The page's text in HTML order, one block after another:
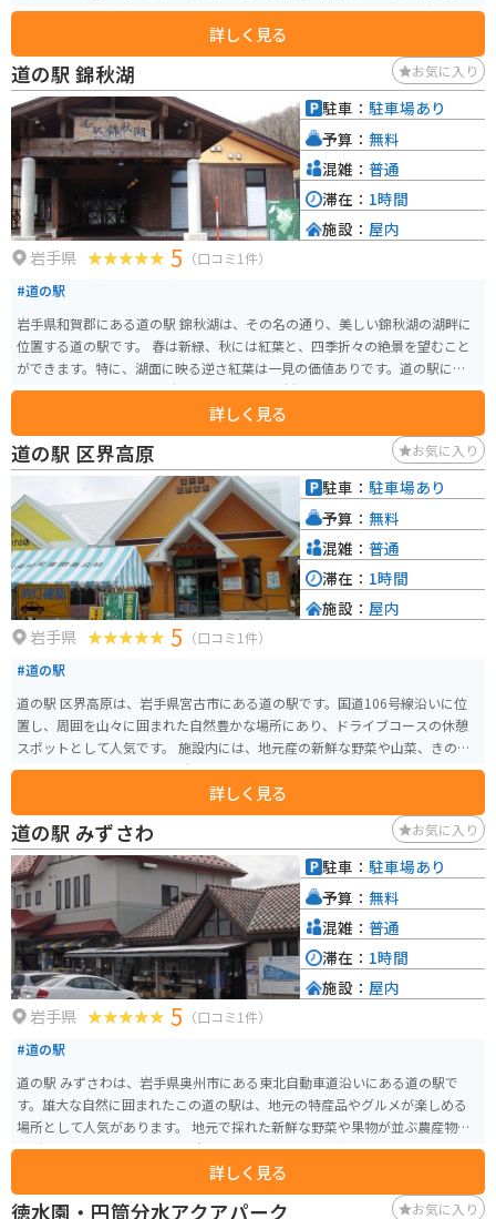
離のツーリングで疲れた体を休めるのに最適です。また、周辺には景観の良
いワインディングロードが続くため、バイクでのツーリングにもおすすめで
す。 地元の特産品販売所では、新鮮な野菜や果物、手打ちそば、地元産のブ
ランド肉「いわて短角牛」を使った料理などが楽しめます。特に、岩手山麓
で育った牛乳を使用したソフトクリームは、濃厚な味わいで人気です。 展望
台からは、四季折々の美しい景色を楽しむことができます。春には、可憐な
高山植物が咲き乱れ、夏には、緑豊かな山々が目に鮮やかです。秋には、
山々が赤や黄色に染まり、冬には、雪化粧した岩手山が雄大です。 道の駅 種
山ヶ原は、自然を満喫しながら、地元のグルメや文化に触れることができる
スポットです。
詳しく見る
道の駅 錦秋湖 お気に入り
岩手県 5 （口コミ1件）
#道の駅
岩手県和賀郡にある道の駅 錦秋湖は、その名の通り、美しい錦秋湖の湖畔に
位置する道の駅です。 春は新緑、秋には紅葉と、四季折々の絶景を望むこと
ができます。特に、湖面に映る逆さ紅葉は一見の価値ありです。道の駅には、
レストランや特産品販売所があり、地元の食材を使った料理や、お土産にぴ
ったりな特産品を購入することができます。 周辺には、キャンプ場や温泉施
設もあるので、宿泊してゆっくりと過ごすのもおすすめです。バイクで訪れ
る場合、駐車場も広く停めやすいので安心です。 周辺道路は、ワインディン
グロードとしても人気があり、ツーリングにも最適なエリアです。ただし、
山間部のため、天候の変化には注意が必要です。 道の駅 錦秋湖で、雄大な自
然と触れ合いながら、地元の美味しいものを楽しんでみてはいかがでしょう
か。
詳しく見る
駐車： 駐車場あり
予算： 無料
混雑： 普通
滞在： 1時間
施設： 屋内
道の駅 区界高原 お気に入り
岩手県 5 （口コミ1件）
#道の駅
道の駅 区界高原は、岩手県宮古市にある道の駅です。国道106号線沿いに位
置し、周囲を山々に囲まれた自然豊かな場所にあり、ドライブコースの休憩
スポットとして人気です。 施設内には、地元産の新鮮な野菜や山菜、きのこ
などを販売する農産物直売所や、そばやうどん、ラーメンなどが味わえる食
堂があります。特に、地元産のそば粉を使った手打ちそばはおすすめです。
また、区界高原は、春には桜、秋には紅葉の名所としても知られており、ツ
ーリングにも最適なエリアです。道の駅には、バイクスタンドも設置されて
いるので、安心してバイクを停めることができます。 周辺には、区界高原牧
場や、なだらかな山容が美しい区界三山のひとつ、五葉山など、自然を満喫
できるスポットも点在しています。
詳しく見る
駐車： 駐車場あり
予算： 無料
混雑： 普通
滞在： 1時間
施設： 屋内
道の駅 みずさわ お気に入り
岩手県 5 （口コミ1件）
#道の駅
道の駅 みずさわは、岩手県奥州市にある東北自動車道沿いにある道の駅で
す。雄大な自然に囲まれたこの道の駅は、地元の特産品やグルメが楽しめる
場所として人気があります。 地元で採れた新鮮な野菜や果物が並ぶ農産物直
売所は、道の駅 みずさわの魅力のひとつです。旬の味覚を味わえるとあっ
て、多くの観光客で賑わいます。また、岩手県産のブランド米「ひとめぼれ」
を使ったおにぎりや、地元産のそば粉を使った手打ちそばなど、地元の味が
詳しく見る
駐車： 駐車場あり
予算： 無料
混雑： 普通
滞在： 1時間
施設： 屋内
徳水園・円筒分水アクアパーク お気に入り